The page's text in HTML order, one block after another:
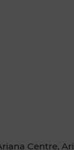
Centre,